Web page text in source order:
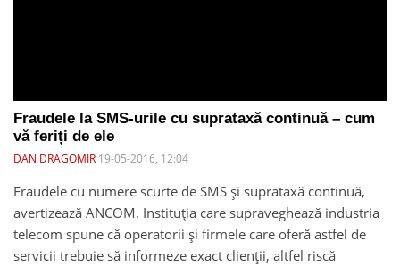
Fraudele la SMS-urile cu suprataxă continuă – cum
vă feriți de ele
DAN DRAGOMIR 19-05-2016, 12:04
Fraudele cu numere scurte de SMS și suprataxă continuă,
avertizează ANCOM. Instituția care supraveghează industria
telecom spune că operatorii și firmele care oferă astfel de
servicii trebuie să informeze exact clienții, altfel riscă